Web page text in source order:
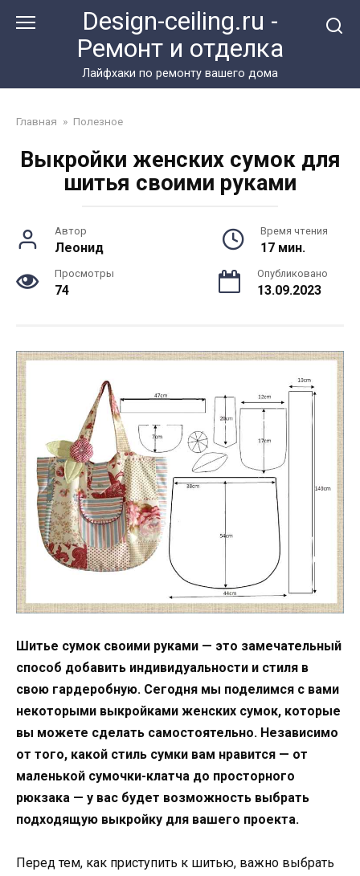
Design-ceiling.ru -
Ремонт и отделка
Лайфхаки по ремонту вашего дома
Главная » Полезное
Выкройки женских сумок для
шитья своими руками
Автор
Леонид
Время чтения
17 мин.
Просмотры
74
Опубликовано
13.09.2023
Шитье сумок своими руками — это замечательный
способ добавить индивидуальности и стиля в
свою гардеробную. Сегодня мы поделимся с вами
некоторыми выкройками женских сумок, которые
вы можете сделать самостоятельно. Независимо
от того, какой стиль сумки вам нравится — от
маленькой сумочки-клатча до просторного
рюкзака — у вас будет возможность выбрать
подходящую выкройку для вашего проекта.
Перед тем, как приступить к шитью, важно выбрать